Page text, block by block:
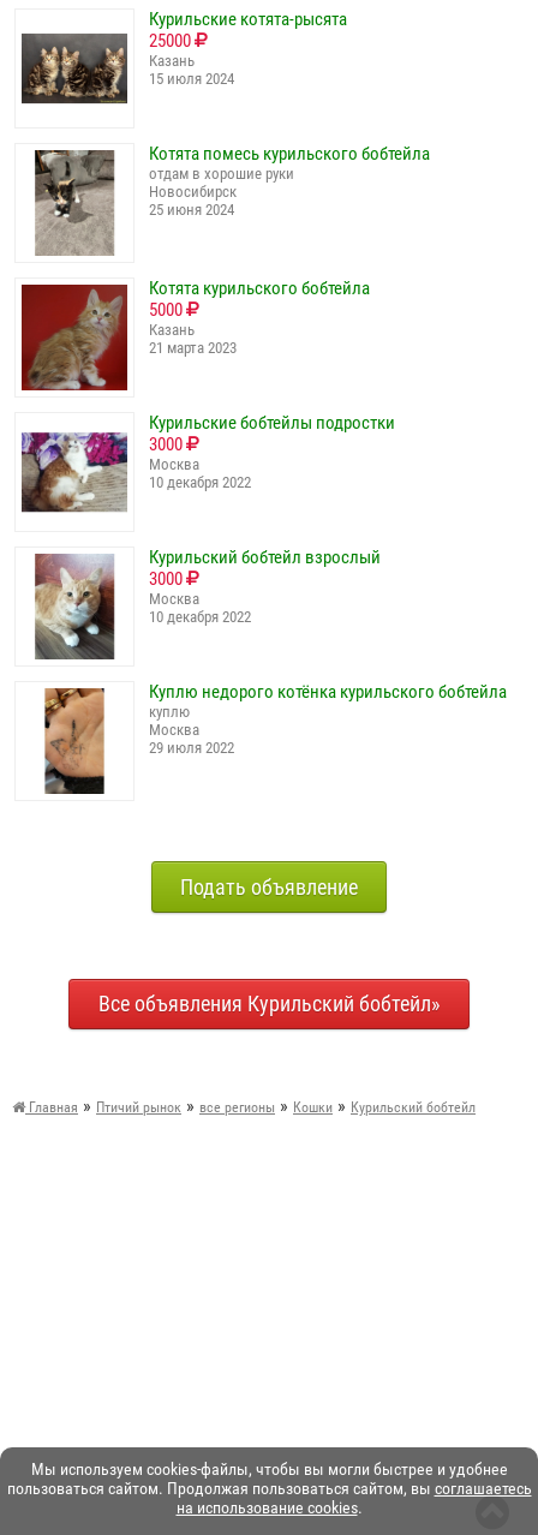
Мы используем cookies-файлы, чтобы вы могли быстрее и удобнее
пользоваться сайтом. Продолжая пользоваться сайтом, вы соглашаетесь
на использование cookies.
Курильские котята-рысята
25000
Казань
15 июля 2024
Котята помесь курильского бобтейла
отдам в хорошие руки
Новосибирск
25 июня 2024
Котята курильского бобтейла
5000
Казань
21 марта 2023
Курильские бобтейлы подростки
3000
Москва
10 декабря 2022
Курильский бобтейл взрослый
3000
Москва
10 декабря 2022
Куплю недорого котёнка курильского бобтейла
куплю
Москва
29 июля 2022
Подать объявление
Все объявления Курильский бобтейл»
Главная » Птичий рынок » все регионы » Кошки » Курильский бобтейл